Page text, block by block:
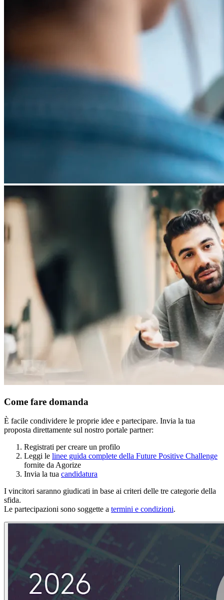
Come fare domanda
È facile condividere le proprie idee e partecipare. Invia la tua
proposta direttamente sul nostro portale partner:
Registrati per creare un profilo
Leggi le linee guida complete della Future Positive Challenge
fornite da Agorize
Invia la tua candidatura
I vincitori saranno giudicati in base ai criteri delle tre categorie della
sfida.
Le partecipazioni sono soggette a termini e condizioni.